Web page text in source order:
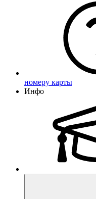
номеру карты
Инфо